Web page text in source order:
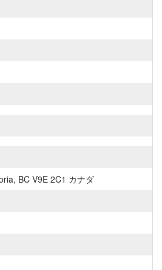
BC V9E 2C1 カナダ